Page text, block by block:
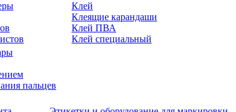
Клей
Клеящие карандаши
Клей ПВА
Клей специальный
пальцев